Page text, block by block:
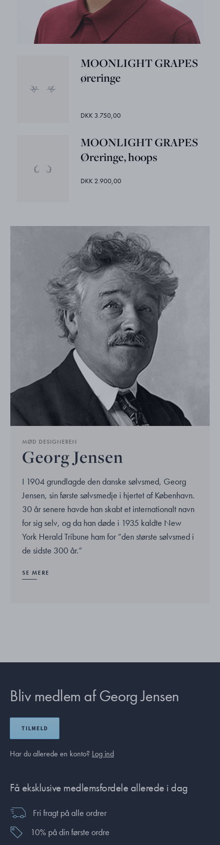
MOONLIGHT GRAPES
øreringe
DKK 3.750,00
MOONLIGHT GRAPES
Øreringe, hoops
DKK 2.900,00
MØD DESIGNEREN
Georg Jensen
I 1904 grundlagde den danske sølvsmed, Georg
Jensen, sin første sølvsmedje i hjertet af København.
30 år senere havde han skabt et internationalt navn
for sig selv, og da han døde i 1935 kaldte New
York Herald Tribune ham for ”den største sølvsmed i
de sidste 300 år.”
SE MERE
Bliv medlem af Georg Jensen
TILMELD
Har du allerede en konto? Log ind
Få eksklusive medlemsfordele allerede i dag
Fri fragt på alle ordrer
10% på din første ordre